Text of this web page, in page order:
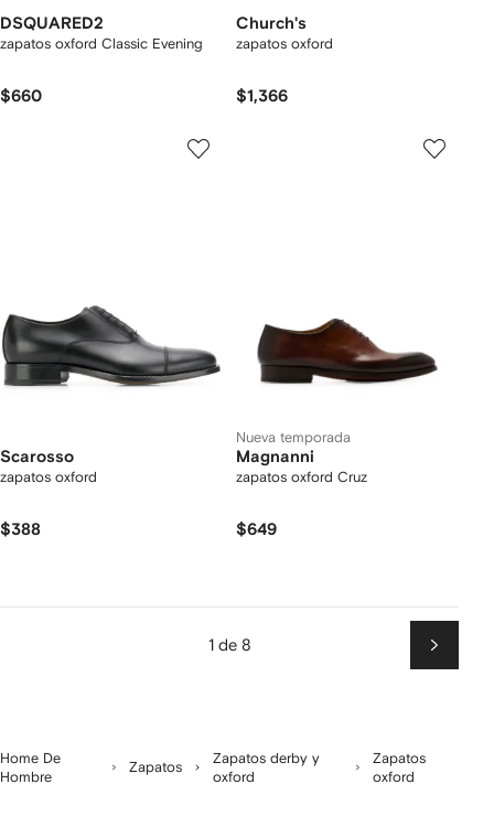
DSQUARED2
zapatos oxford Classic Evening
$660
Church's
zapatos oxford
$1,366
Scarosso
zapatos oxford
$388
Nueva temporada
Magnanni
zapatos oxford Cruz
$649
1 de 8
Home De
Hombre
Zapatos
Zapatos derby y
oxford
Zapatos
oxford